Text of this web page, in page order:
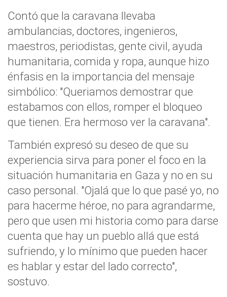
Contó que la caravana llevaba
ambulancias, doctores, ingenieros,
maestros, periodistas, gente civil, ayuda
humanitaria, comida y ropa, aunque hizo
énfasis en la importancia del mensaje
simbólico: "Queriamos demostrar que
estabamos con ellos, romper el bloqueo
que tienen. Era hermoso ver la caravana".
También expresó su deseo de que su
experiencia sirva para poner el foco en la
situación humanitaria en Gaza y no en su
caso personal. "Ojalá que lo que pasé yo, no
para hacerme héroe, no para agrandarme,
pero que usen mi historia como para darse
cuenta que hay un pueblo allá que está
sufriendo, y lo mínimo que pueden hacer
es hablar y estar del lado correcto",
sostuvo.